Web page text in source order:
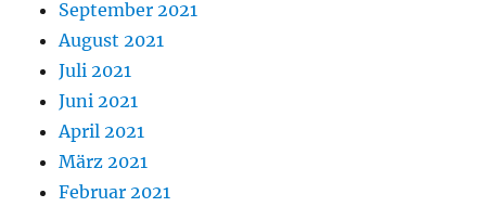
September 2021
August 2021
Juli 2021
Juni 2021
April 2021
März 2021
Februar 2021